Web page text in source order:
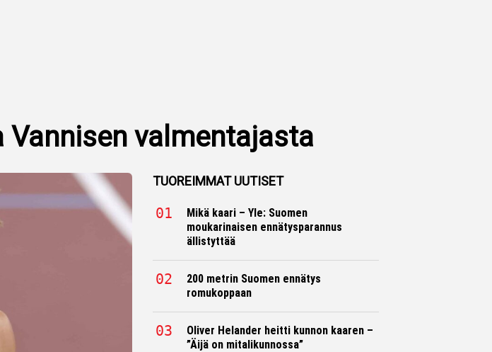
Vannisen valmentajasta
TUOREIMMAT UUTISET
Mikä kaari – Yle: Suomen
moukarinaisen ennätysparannus
ällistyttää
200 metrin Suomen ennätys
romukoppaan
Oliver Helander heitti kunnon kaaren –
”Äijä on mitalikunnossa”